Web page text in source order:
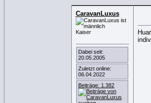
CaravanLuxus
Kaiser
Dabei seit:
20.05.2005
Zuletzt online:
06.04.2022
Beiträge: 1.382